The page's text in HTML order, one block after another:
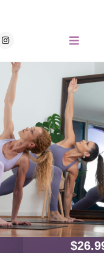
I
n
t
r
a
m
ACCESO